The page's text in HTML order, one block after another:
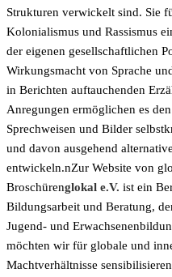
Strukturen verwickelt sind. Sie
Kolonialismus und Rassismus
der eigenen gesellschaftlichen
Wirkungsmacht von Sprache
in Berichten auftauchenden
Anregungen ermöglichen es
Sprechweisen und Bilder
und davon ausgehend
entwickeln.nZur Website von
Broschürenglokal e.V. ist ein
Bildungsarbeit und Beratung,
Jugend- und
möchten wir für globale und
Machtverhältnisse